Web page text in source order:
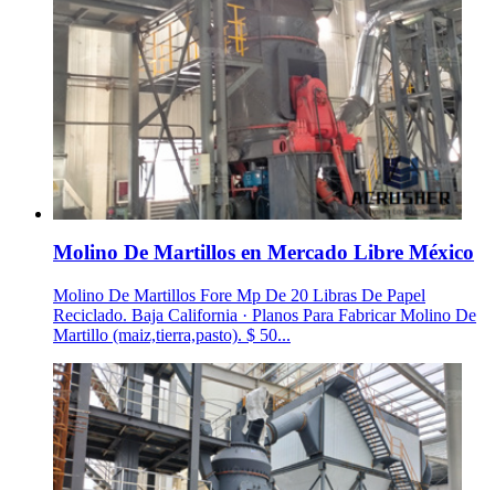
Molino De Martillos en Mercado Libre México
Molino De Martillos Fore Mp De 20 Libras De Papel
Reciclado. Baja California · Planos Para Fabricar Molino De
Martillo (maiz,tierra,pasto). $ 50...